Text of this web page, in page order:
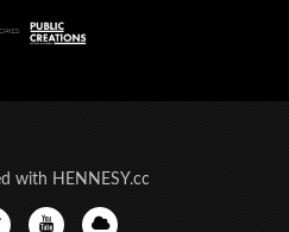
with HENNESY.cc